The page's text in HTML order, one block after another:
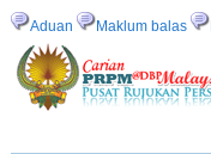
Aduan Maklum balas